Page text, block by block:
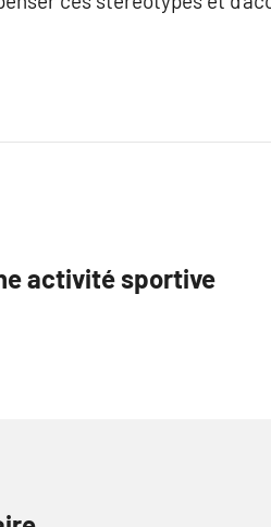
activité sportive